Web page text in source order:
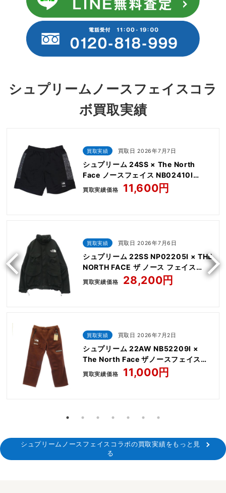
シュプリームノースフェイスコラ
ボ買取実績
買取実績 買取日 2026年7月7日
シュプリーム 24SS × The North
Face ノースフェイス NB02410I
Nylon Short
買取実績価格 11,600円
買取実績 買取日 2026年7月6日
シュプリーム 22SS NP02205I × THE
NORTH FACE ザ ノース フェイス
Trekking Convertible Jacket
買取実績価格 28,200円
買取実績 買取日 2026年7月2日
シュプリーム 22AW NB52209I ×
The North Face ザノースフェイス
Steep Tech Fleece Pant
買取実績価格 11,000円
シュプリームノースフェイスコラボの買取実績をもっと見
る